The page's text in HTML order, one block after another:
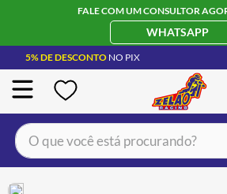
FALE COM UM CONSULTOR
WHATSAPP
5% DE DESCONTO NO PIX
O que você está procurando?